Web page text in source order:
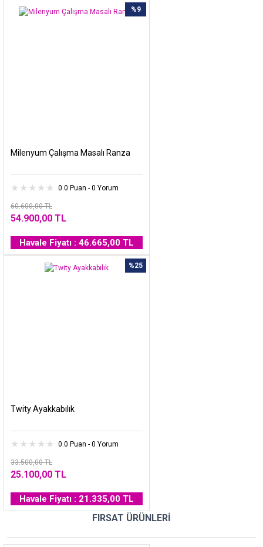
%9
Milenyum Çalışma Masalı Ranza
0.0 Puan - 0 Yorum
60.600,00 TL
54.900,00 TL
Havale Fiyatı : 46.665,00 TL
%25
Twity Ayakkabılık
0.0 Puan - 0 Yorum
33.500,00 TL
25.100,00 TL
Havale Fiyatı : 21.335,00 TL
FIRSAT ÜRÜNLERİ